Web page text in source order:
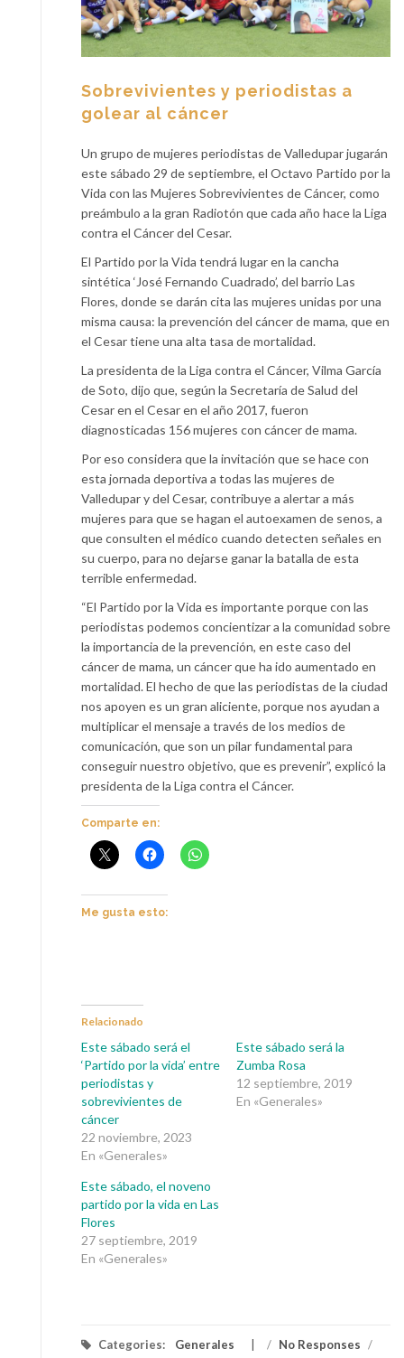
Sobrevivientes y periodistas a
golear al cáncer
Un grupo de mujeres periodistas de Valledupar jugarán
este sábado 29 de septiembre, el Octavo Partido por la
Vida con las Mujeres Sobrevivientes de Cáncer, como
preámbulo a la gran Radiotón que cada año hace la Liga
contra el Cáncer del Cesar.
El Partido por la Vida tendrá lugar en la cancha
sintética ‘José Fernando Cuadrado’, del barrio Las
Flores, donde se darán cita las mujeres unidas por una
misma causa: la prevención del cáncer de mama, que en
el Cesar tiene una alta tasa de mortalidad.
La presidenta de la Liga contra el Cáncer, Vilma García
de Soto, dijo que, según la Secretaría de Salud del
Cesar en el Cesar en el año 2017, fueron
diagnosticadas 156 mujeres con cáncer de mama.
Por eso considera que la invitación que se hace con
esta jornada deportiva a todas las mujeres de
Valledupar y del Cesar, contribuye a alertar a más
mujeres para que se hagan el autoexamen de senos, a
que consulten el médico cuando detecten señales en
su cuerpo, para no dejarse ganar la batalla de esta
terrible enfermedad.
“El Partido por la Vida es importante porque con las
periodistas podemos concientizar a la comunidad sobre
la importancia de la prevención, en este caso del
cáncer de mama, un cáncer que ha ido aumentado en
mortalidad. El hecho de que las periodistas de la ciudad
nos apoyen es un gran aliciente, porque nos ayudan a
multiplicar el mensaje a través de los medios de
comunicación, que son un pilar fundamental para
conseguir nuestro objetivo, que es prevenir”, explicó la
presidenta de la Liga contra el Cáncer.
Comparte en:
Me gusta esto:
Relacionado
Este sábado será el
‘Partido por la vida’ entre
periodistas y
sobrevivientes de
cáncer
22 noviembre, 2023
En «Generales»
Este sábado será la
Zumba Rosa
12 septiembre, 2019
En «Generales»
Este sábado, el noveno
partido por la vida en Las
Flores
27 septiembre, 2019
En «Generales»
Categories: Generales / No Responses /